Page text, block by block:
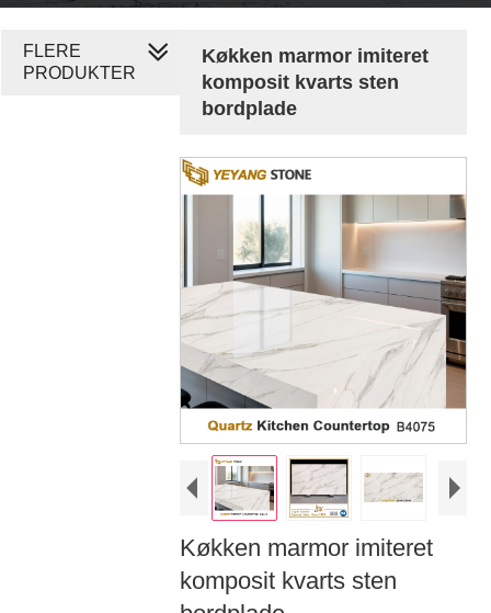
Køkken marmor imiteret
komposit kvarts sten
bordplade
Køkken marmor imiteret
komposit kvarts sten
FLERE
PRODUKTER